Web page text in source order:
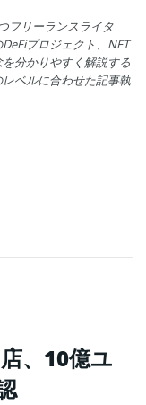
フリーランスライタ
プロジェクト、NFT
分かりやすく解説する
ベルに合わせた記事執
、10億ユ